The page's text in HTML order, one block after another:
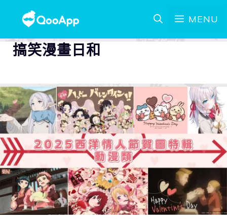
MENU
搞笑漫畫日和